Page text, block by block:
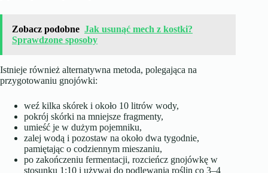
Zobacz podobne Jak usunąć mech z kostki?
Sprawdzone sposoby
Istnieje również alternatywna metoda, polegająca na
przygotowaniu gnojówki:
weź kilka skórek i około 10 litrów wody,
pokrój skórki na mniejsze fragmenty,
umieść je w dużym pojemniku,
zalej wodą i pozostaw na około dwa tygodnie,
pamiętając o codziennym mieszaniu,
po zakończeniu fermentacji, rozcieńcz gnojówkę w
stosunku 1:10 i używaj do podlewania roślin co 3–4